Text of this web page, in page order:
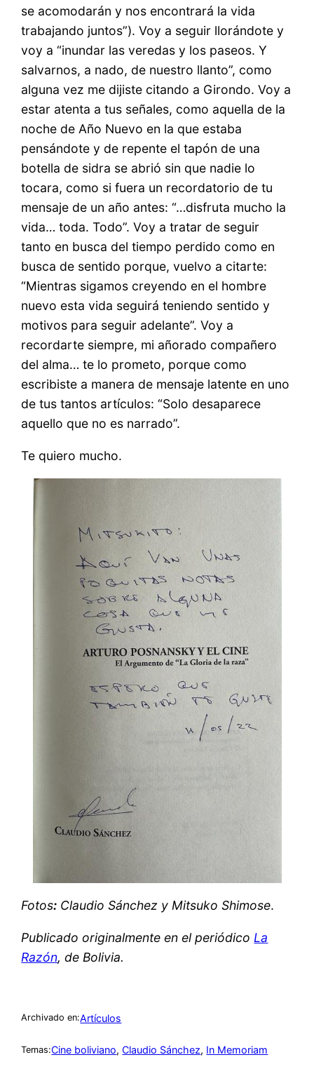
se acomodarán y nos encontrará la vida
trabajando juntos”). Voy a seguir llorándote y
voy a “inundar las veredas y los paseos. Y
salvarnos, a nado, de nuestro llanto”, como
alguna vez me dijiste citando a Girondo. Voy a
estar atenta a tus señales, como aquella de la
noche de Año Nuevo en la que estaba
pensándote y de repente el tapón de una
botella de sidra se abrió sin que nadie lo
tocara, como si fuera un recordatorio de tu
mensaje de un año antes: “…disfruta mucho la
vida… toda. Todo”. Voy a tratar de seguir
tanto en busca del tiempo perdido como en
busca de sentido porque, vuelvo a citarte:
“Mientras sigamos creyendo en el hombre
nuevo esta vida seguirá teniendo sentido y
motivos para seguir adelante”. Voy a
recordarte siempre, mi añorado compañero
del alma… te lo prometo, porque como
escribiste a manera de mensaje latente en uno
de tus tantos artículos: “Solo desaparece
aquello que no es narrado”.
Te quiero mucho.
Fotos: Claudio Sánchez y Mitsuko Shimose.
Publicado originalmente en el periódico La
Razón, de Bolivia.
Archivado en:Artículos
Temas:Cine boliviano, Claudio Sánchez, In Memoriam